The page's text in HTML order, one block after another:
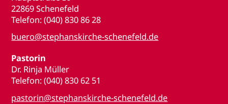
22869 Schenefeld
Telefon: (040) 830 86 28
buero@stephanskirche-schenefeld.de
Pastorin
Dr. Rinja Müller
Telefon: (040) 830 62 51
pastorin@stephanskirche-schenefeld.de